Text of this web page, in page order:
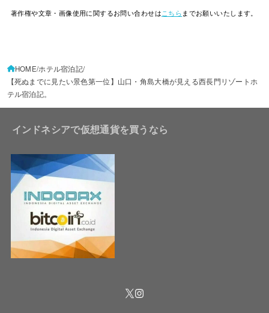
著作権や文章・画像使用に関するお問い合わせは こちら までお願いいたします。
HOME ホテル宿泊記
【死ぬまでに見たい景色第一位】山口・角島大橋が見える西長門リゾートホ
テル宿泊記。
インドネシアで仮想通貨を買うなら